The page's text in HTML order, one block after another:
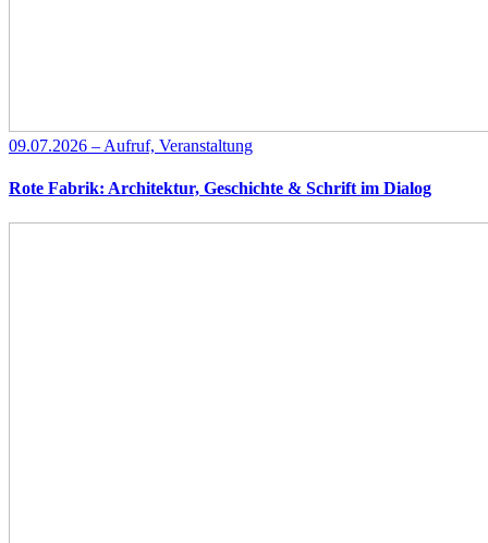
09.07.2026 – Aufruf, Veranstaltung
Rote Fabrik: Architektur, Geschichte & Schrift im Dialog